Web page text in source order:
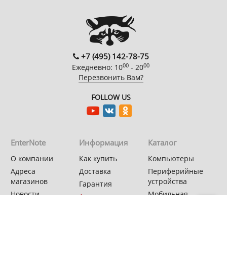
+7 (495) 142-78-75
Ежедневно: 1000 - 2000
Перезвонить Вам?
FOLLOW US
EnterNote
О компании
Адреса
магазинов
Новости
Информация
Как купить
Доставка
Гарантия
Акции
Каталог
Компьютеры
Периферийные
устройства
Мобильная